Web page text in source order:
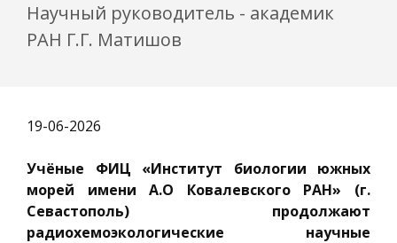
Научный руководитель - академик
РАН Г.Г. Матишов
19-06-2026
Учёные ФИЦ «Институт биологии южных
морей имени А.О Ковалевского РАН» (г.
Севастополь) продолжают
радиохемоэкологические научные